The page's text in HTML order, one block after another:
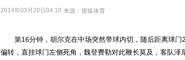
2014年03月20日04:10 来源： 搜狐体育
第16分钟，胡尔克在中场突然带球内切，随后距离球门
偏转，直挂球门左侧死角，魏登费勒对此鞭长莫及，客队泽